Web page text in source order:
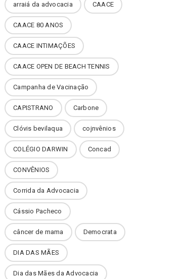
arraiá da advocacia CAACE
CAACE 80 ANOS
CAACE INTIMAÇÕES
CAACE OPEN DE BEACH TENNIS
Campanha de Vacinação
CAPISTRANO Carbone
Clóvis bevilaqua cojnvênios
COLÉGIO DARWIN Concad
CONVÊNIOS
Corrida da Advocacia
Cássio Pacheco
câncer de mama Democrata
DIA DAS MÃES
Dia das Mães da Advocacia